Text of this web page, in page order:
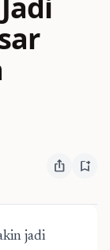
ios_share bookmark_add
jadi